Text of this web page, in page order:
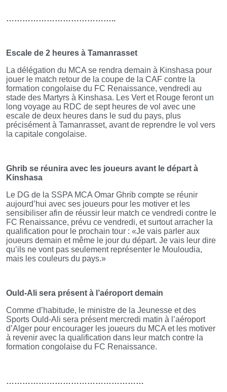
…………………………………..
Escale de 2 heures à Tamanrasset
La délégation du MCA se rendra demain à Kinshasa pour
jouer le match retour de la coupe de la CAF contre la
formation congolaise du FC Renaissance, vendredi au
stade des Martyrs à Kinshasa. Les Vert et Rouge feront un
long voyage au RDC de sept heures de vol avec une
escale de deux heures dans le sud du pays, plus
précisément à Tamanrasset, avant de reprendre le vol vers
la capitale congolaise.
Ghrib se réunira avec les joueurs avant le départ à
Kinshasa
Le DG de la SSPA MCA Omar Ghrib compte se réunir
aujourd’hui avec ses joueurs pour les motiver et les
sensibiliser afin de réussir leur match ce vendredi contre le
FC Renaissance, prévu ce vendredi, et surtout arracher la
qualification pour le prochain tour : «Je vais parler aux
joueurs demain et même le jour du départ. Je vais leur dire
qu’ils ne vont pas seulement représenter le Mouloudia,
mais les couleurs du pays.»
Ould-Ali sera présent à l’aéroport demain
Comme d’habitude, le ministre de la Jeunesse et des
Sports Ould-Ali sera présent mercredi matin à l’aéroport
d’Alger pour encourager les joueurs du MCA et les motiver
à revenir avec la qualification dans leur match contre la
formation congolaise du FC Renaissance.
……………………………………………